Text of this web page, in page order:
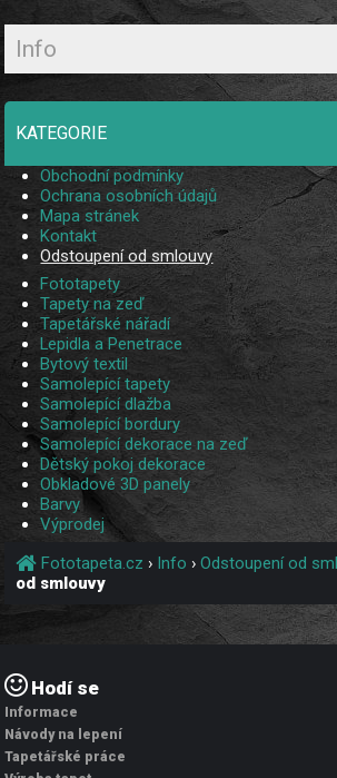
Info
KATEGORIE
Obchodní podmínky
Ochrana osobních údajů
Mapa stránek
Kontakt
Odstoupení od smlouvy
Fototapety
Tapety na zeď
Tapetářské nářadí
Lepidla a Penetrace
Bytový textil
Samolepící tapety
Samolepící dlažba
Samolepící bordury
Samolepící dekorace na zeď
Dětský pokoj dekorace
Obkladové 3D panely
Barvy
Výprodej
Fototapeta.cz › Info ›Odstoupení od
od smlouvy
Hodí se
Informace
Návody na lepení
Tapetářské práce